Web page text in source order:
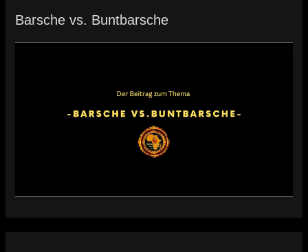
Barsche vs. Buntbarsche